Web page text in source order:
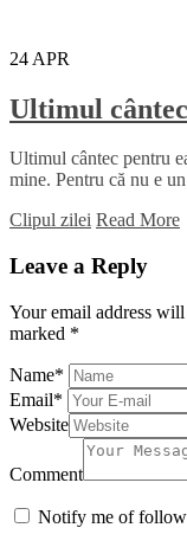
24 APR
Ultimul
Ultimul cântec pentru
mine. Pentru că nu e
Clipul zilei Read More
Leave a Reply
Your email address
marked *
Name*
Email*
Website
Comment
Notify me of